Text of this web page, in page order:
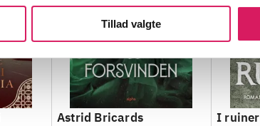
Tillad valgte
Astrid Bricards
I ruiner